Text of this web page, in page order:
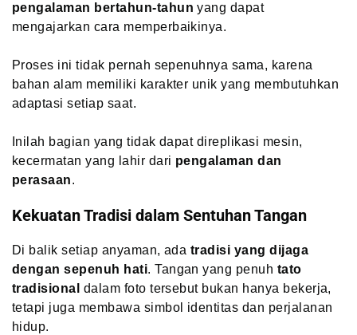
pengalaman bertahun-tahun yang dapat
mengajarkan cara memperbaikinya.
Proses ini tidak pernah sepenuhnya sama, karena
bahan alam memiliki karakter unik yang membutuhkan
adaptasi setiap saat.
Inilah bagian yang tidak dapat direplikasi mesin,
kecermatan yang lahir dari pengalaman dan
perasaan.
Kekuatan Tradisi dalam Sentuhan Tangan
Di balik setiap anyaman, ada tradisi yang dijaga
dengan sepenuh hati. Tangan yang penuh tato
tradisional dalam foto tersebut bukan hanya bekerja,
tetapi juga membawa simbol identitas dan perjalanan
hidup.